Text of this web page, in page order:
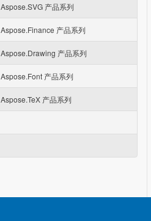
Aspose.SVG 产品系列
Aspose.Finance 产品系列
Aspose.Drawing 产品系列
Aspose.Font 产品系列
Aspose.TeX 产品系列